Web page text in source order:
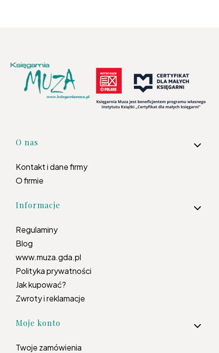
Linki w stopce
O nas
Kontakt i dane firmy
O firmie
Informacje
Regulaminy
Blog
www.muza.gda.pl
Polityka prywatności
Jak kupować?
Zwroty i reklamacje
Moje konto
Twoje zamówienia